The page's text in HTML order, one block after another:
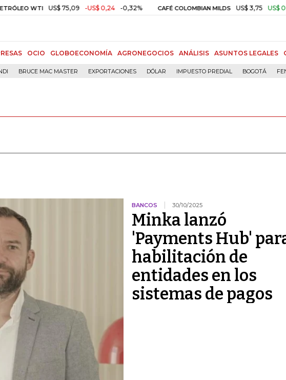
US$ 75,09 -US$ 0,24 -0,32% CAFÉ COLOMBIAN MILDS US$ 3,75 US$ 0,00
OCIO GLOBOECONOMÍA AGRONEGOCIOS ANÁLISIS ASUNTOS LEGALES
BRUCE MAC MASTER EXPORTACIONES DÓLAR IMPUESTO PREDIAL BOGOTÁ
BANCOS 30/10/2025
Minka lanzó
'Payments Hub'
habilitación de
entidades en los
sistemas de pagos